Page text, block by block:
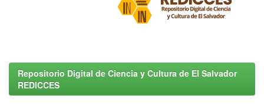
Repositorio Digital de Ciencia y Cultura de El Salvador
REDICCES